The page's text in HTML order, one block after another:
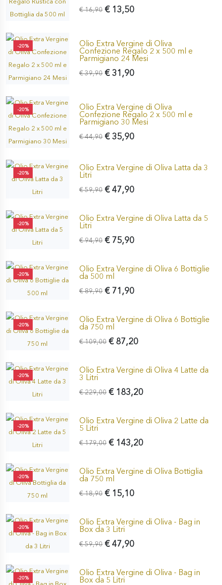
€ 13,50
€ 16,90
-20% Olio Extra Vergine di Oliva
Confezione Regalo 2 x 500 ml e
Parmigiano 24 Mesi
€ 31,90
€ 39,90
-20% Olio Extra Vergine di Oliva
Confezione Regalo 2 x 500 ml e
Parmigiano 30 Mesi
€ 35,90
€ 44,90
-20%
Olio Extra Vergine di Oliva Latta da 3
Litri
€ 47,90
€ 59,90
-20%
Olio Extra Vergine di Oliva Latta da 5
Litri
€ 75,90
€ 94,90
-20%
Olio Extra Vergine di Oliva 6 Bottiglie
da 500 ml
€ 71,90
€ 89,90
-20%
Olio Extra Vergine di Oliva 6 Bottiglie
da 750 ml
€ 87,20
€ 109,00
-20%
Olio Extra Vergine di Oliva 4 Latte da
3 Litri
€ 183,20
€ 229,00
-20%
Olio Extra Vergine di Oliva 2 Latte da
5 Litri
€ 143,20
€ 179,00
-20%
Olio Extra Vergine di Oliva Bottiglia
da 750 ml
€ 15,10
€ 18,90
-20%
Olio Extra Vergine di Oliva - Bag in
Box da 3 Litri
€ 47,90
€ 59,90
-20%
Olio Extra Vergine di Oliva - Bag in
Box da 5 Litri